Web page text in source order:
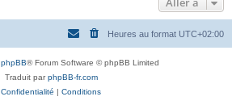
Heures au format UTC+02:00
phpBB® Forum Software © phpBB Limited
Traduit parphpBB-fr.com
Confidentialité | Conditions